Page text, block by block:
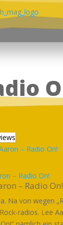
– Radio On!
– Radio On!
Na von wegen
radios. Lee